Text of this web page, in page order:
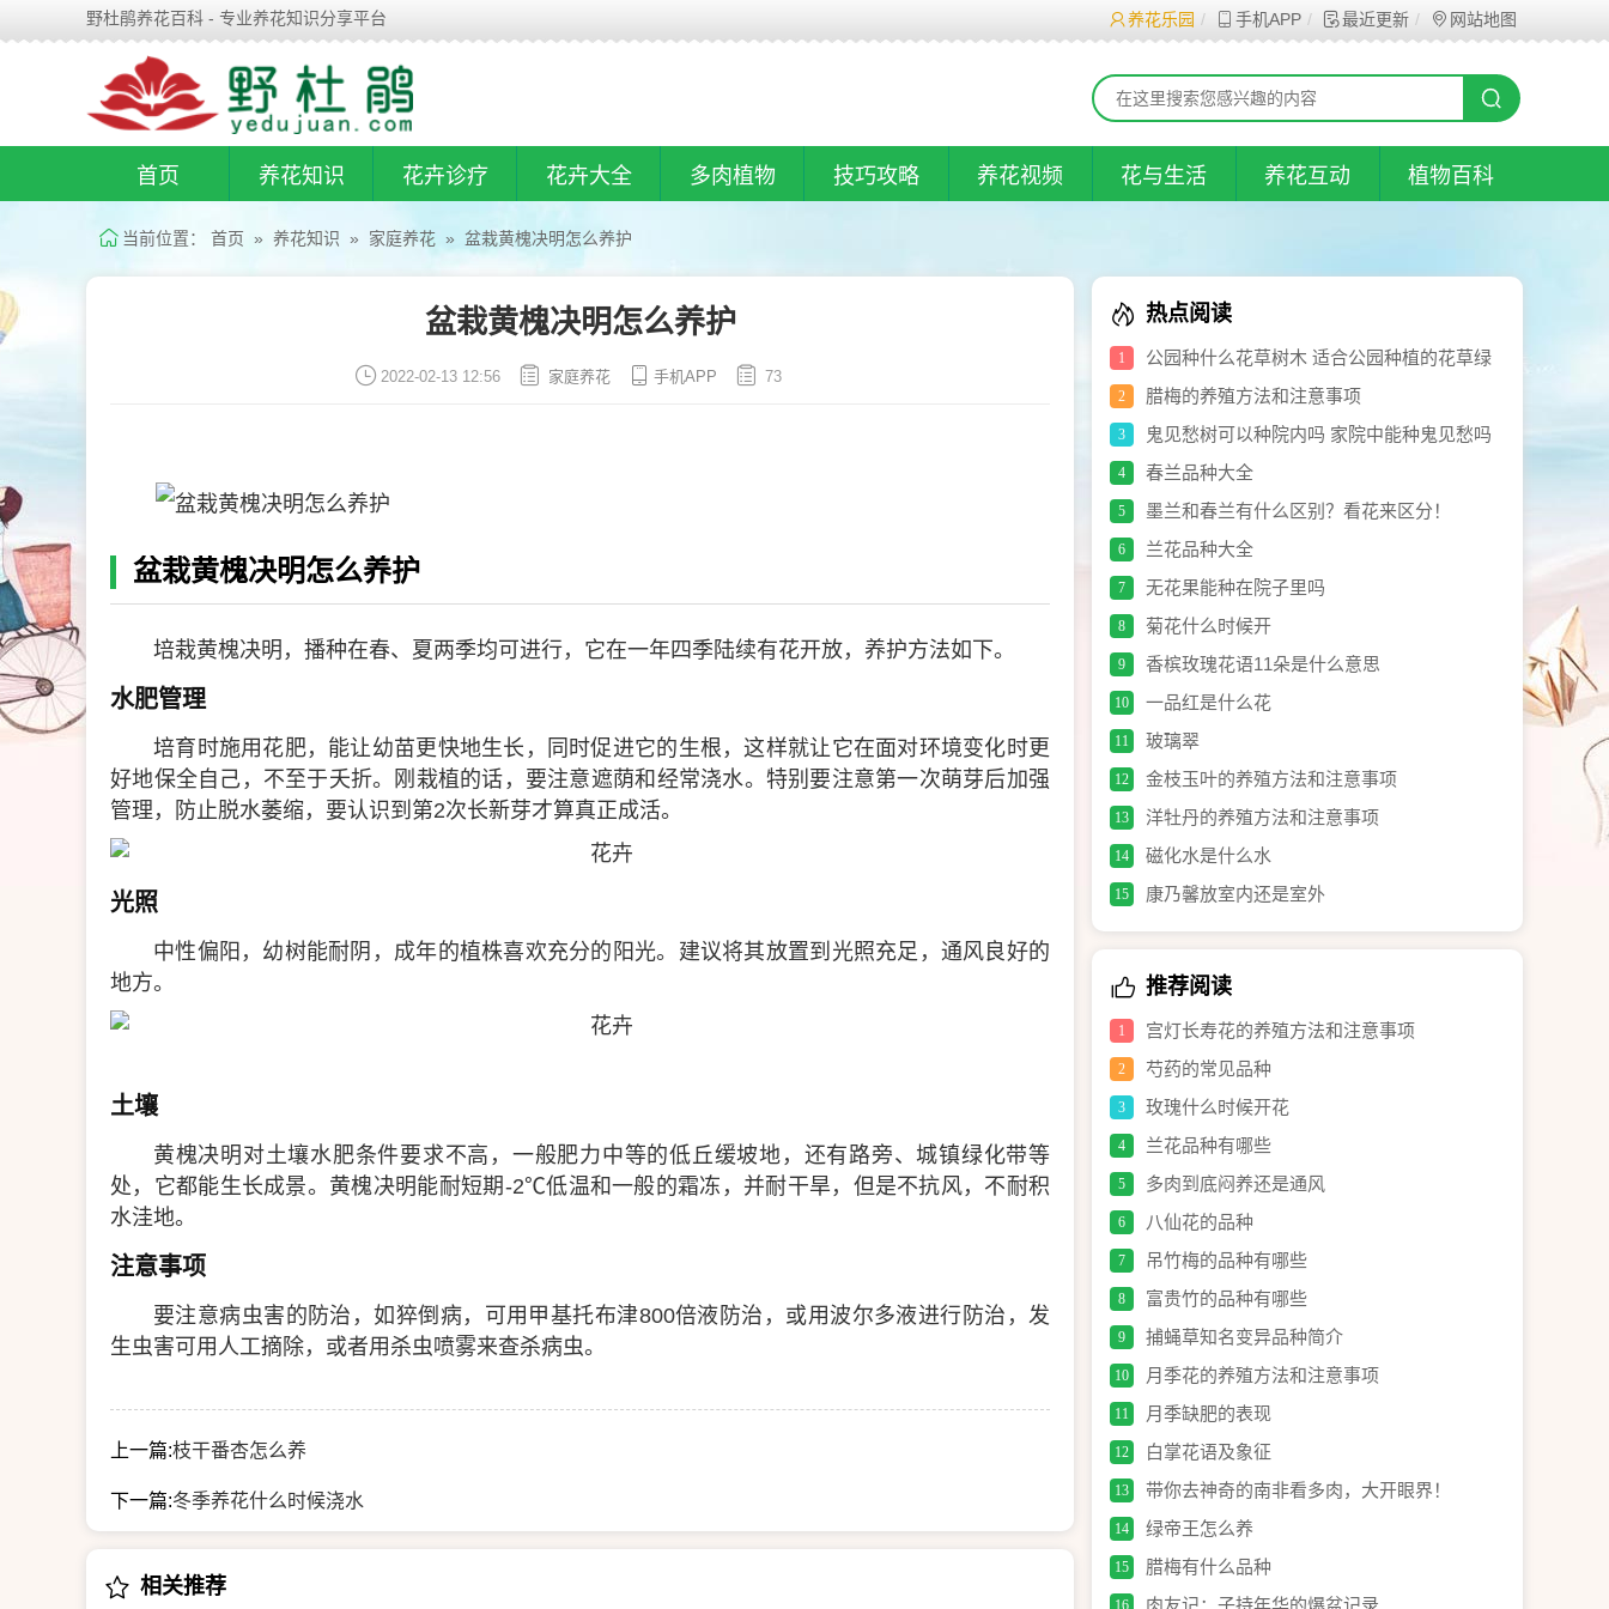
野杜鹃养花百科 - 专业养花知识分享平台 养花乐园 手机APP 最近更新 网站地图
首页 养花知识 花卉诊疗 花卉大全 多肉植物 技巧攻略 养花视频 花与生活 养花互动 植物百科
当前位置： 首页 » 养花知识 » 家庭养花 » 盆栽黄槐决明怎么养护
盆栽黄槐决明怎么养护
2022-02-13 12:56 家庭养花 手机APP 73
盆栽黄槐决明怎么养护
培栽黄槐决明，播种在春、夏两季均可进行，它在一年四季陆续有花开放，养护方法如下。
水肥管理
培育时施用花肥，能让幼苗更快地生长，同时促进它的生根，这样就让它在面对环境变化时更
好地保全自己，不至于夭折。刚栽植的话，要注意遮荫和经常浇水。特别要注意第一次萌芽后加强
管理，防止脱水萎缩，要认识到第2次长新芽才算真正成活。
光照
中性偏阳，幼树能耐阴，成年的植株喜欢充分的阳光。建议将其放置到光照充足，通风良好的
地方。
土壤
黄槐决明对土壤水肥条件要求不高，一般肥力中等的低丘缓坡地，还有路旁、城镇绿化带等
处，它都能生长成景。黄槐决明能耐短期-2℃低温和一般的霜冻，并耐干旱，但是不抗风，不耐积
水洼地。
注意事项
要注意病虫害的防治，如猝倒病，可用甲基托布津800倍液防治，或用波尔多液进行防治，发
生虫害可用人工摘除，或者用杀虫喷雾来查杀病虫。
上一篇:枝干番杏怎么养
下一篇:冬季养花什么时候浇水
相关推荐
热点阅读
1
公园种什么花草树木 适合公园种植的花草绿
植有哪些(图)
2 腊梅的养殖方法和注意事项
3
鬼见愁树可以种院内吗 家院中能种鬼见愁吗
(图)
4 春兰品种大全
5 墨兰和春兰有什么区别？看花来区分！
6 兰花品种大全
7 无花果能种在院子里吗
8 菊花什么时候开
9 香槟玫瑰花语11朵是什么意思
10 一品红是什么花
11 玻璃翠
12 金枝玉叶的养殖方法和注意事项
13 洋牡丹的养殖方法和注意事项
14 磁化水是什么水
15 康乃馨放室内还是室外
推荐阅读
1 宫灯长寿花的养殖方法和注意事项
2 芍药的常见品种
3 玫瑰什么时候开花
4 兰花品种有哪些
5 多肉到底闷养还是通风
6 八仙花的品种
7 吊竹梅的品种有哪些
8 富贵竹的品种有哪些
9 捕蝇草知名变异品种简介
10 月季花的养殖方法和注意事项
11 月季缺肥的表现
12 白掌花语及象征
13 带你去神奇的南非看多肉，大开眼界！
14 绿帝王怎么养
15 腊梅有什么品种
16 肉友记：子持年华的爆盆记录